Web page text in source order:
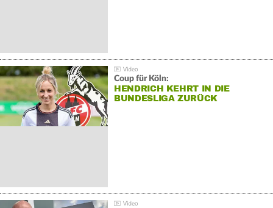
Coup für Köln:
HENDRICH KEHRT IN DIE
BUNDESLIGA ZURÜCK